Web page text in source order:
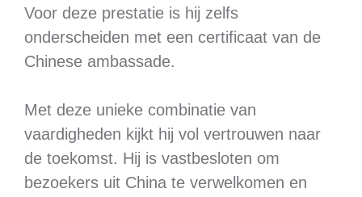
Voor deze prestatie is hij zelfs
onderscheiden met een certificaat van de
Chinese ambassade.
Met deze unieke combinatie van
vaardigheden kijkt hij vol vertrouwen naar
de toekomst. Hij is vastbesloten om
bezoekers uit China te verwelkomen en